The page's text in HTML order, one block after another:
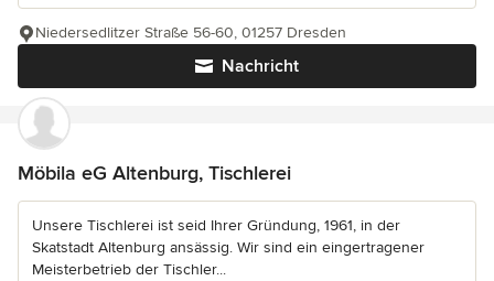
Nachricht
Niedersedlitzer Straße 56-60, 01257 Dresden
Möbila eG Altenburg, Tischlerei
Unsere Tischlerei ist seid Ihrer Gründung, 1961, in der
Skatstadt Altenburg ansässig. Wir sind ein eingertragener
Meisterbetrieb der Tischler...